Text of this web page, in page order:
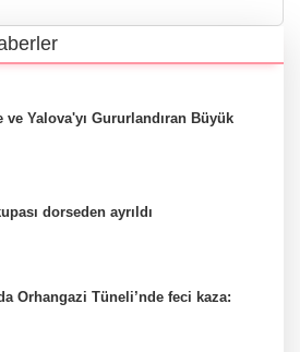
ve Yalova'yı Gururlandıran Büyük
dorseden ayrıldı
Orhangazi Tüneli’nde feci kaza: